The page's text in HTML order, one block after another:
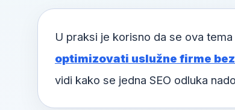
U praksi je korisno da se ova
optimizovati uslužne firme
vidi kako se jedna SEO odluka